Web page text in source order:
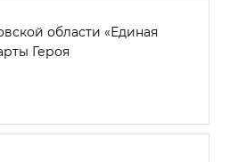
области «Единая
Героя